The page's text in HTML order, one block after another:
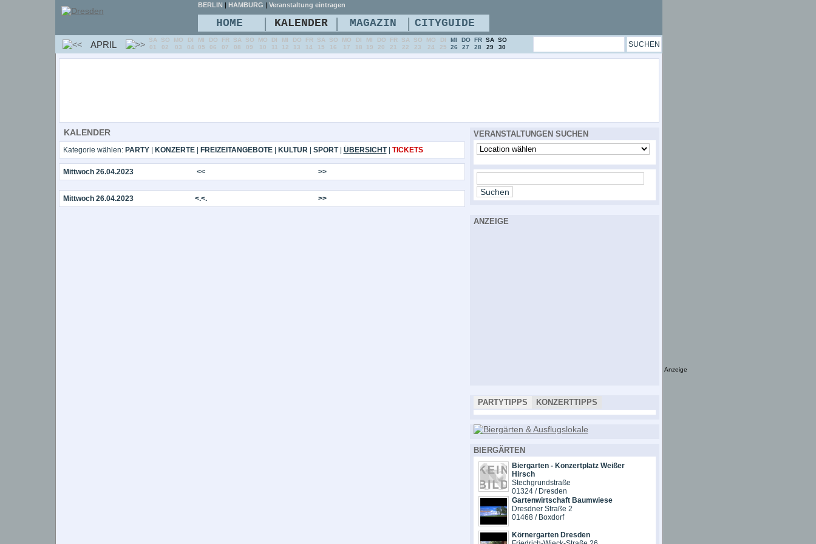
KALENDER
Kategorie wählen: PARTY| KONZERTE| FREIZEITANGEBOTE| KULTUR| SPORT| ÜBERSICHT| TICKETS
Mittwoch 26.04.2023 << >>
Mittwoch 26.04.2023 <.<. >>
VERANSTALTUNGEN SUCHEN
ANZEIGE
PARTYTIPPS KONZERTTIPPS
BIERGÄRTEN
Biergarten - Konzertplatz Weißer
Hirsch
Stechgrundstraße
01324 / Dresden
Gartenwirtschaft Baumwiese
Dresdner Straße 2
01468 / Boxdorf
Körnergarten Dresden
BERLIN | HAMBURG | Veranstaltung eintragen
HOME | KALENDER | MAGAZIN | CITYGUIDE
APRIL
SA
01
SO
02
MO
03
DI
04
MI
05
DO
06
FR
07
SA
08
SO
09
MO
10
DI
11
MI
12
DO
13
FR
14
SA
15
SO
16
MO
17
DI
18
MI
19
DO
20
FR
21
SA
22
SO
23
MO
24
DI
25
MI
26
DO
27
FR
28
SA
29
SO
30
Anzeige